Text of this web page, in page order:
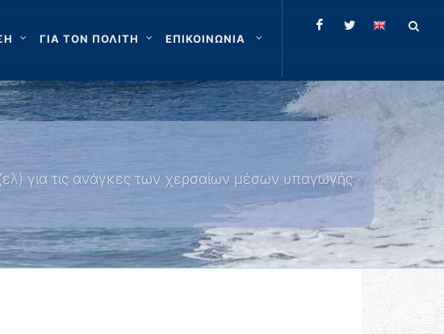
ΓΙΑ ΤΟΝ ΠΟΛΙΤΗ ΕΠΙΚΟΙΝΩΝΙΑ
για τις ανάγκες των χερσαίων μέσων υπαγωγής